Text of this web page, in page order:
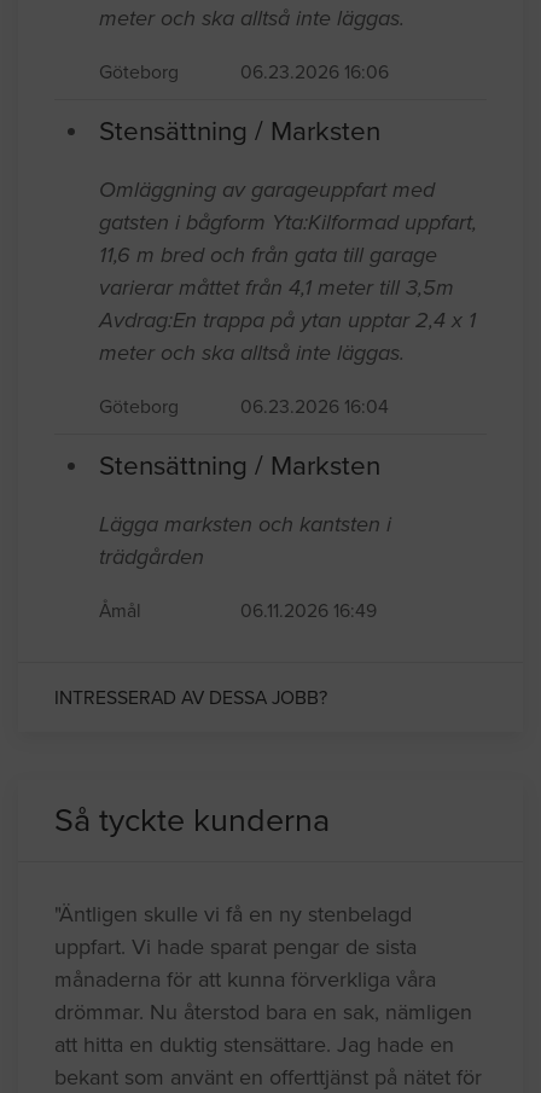
meter och ska alltså inte läggas.
Göteborg 06.23.2026 16:06
Stensättning / Marksten
Omläggning av garageuppfart med
gatsten i bågform Yta:Kilformad uppfart,
11,6 m bred och från gata till garage
varierar måttet från 4,1 meter till 3,5m
Avdrag:En trappa på ytan upptar 2,4 x 1
meter och ska alltså inte läggas.
Göteborg 06.23.2026 16:04
Stensättning / Marksten
Lägga marksten och kantsten i
trädgården
Åmål 06.11.2026 16:49
INTRESSERAD AV DESSA JOBB?
Så tyckte kunderna
"Äntligen skulle vi få en ny stenbelagd
uppfart. Vi hade sparat pengar de sista
månaderna för att kunna förverkliga våra
drömmar. Nu återstod bara en sak, nämligen
att hitta en duktig stensättare. Jag hade en
bekant som använt en offerttjänst på nätet för